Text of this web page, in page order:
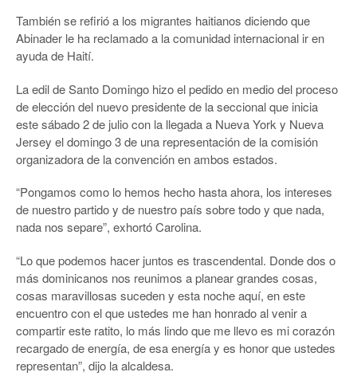
También se refirió a los migrantes haitianos diciendo que
Abinader le ha reclamado a la comunidad internacional ir en
ayuda de Haití.
La edil de Santo Domingo hizo el pedido en medio del proceso
de elección del nuevo presidente de la seccional que inicia
este sábado 2 de julio con la llegada a Nueva York y Nueva
Jersey el domingo 3 de una representación de la comisión
organizadora de la convención en ambos estados.
“Pongamos como lo hemos hecho hasta ahora, los intereses
de nuestro partido y de nuestro país sobre todo y que nada,
nada nos separe”, exhortó Carolina.
“Lo que podemos hacer juntos es trascendental. Donde dos o
más dominicanos nos reunimos a planear grandes cosas,
cosas maravillosas suceden y esta noche aquí, en este
encuentro con el que ustedes me han honrado al venir a
compartir este ratito, lo más lindo que me llevo es mi corazón
recargado de energía, de esa energía y es honor que ustedes
representan”, dijo la alcaldesa.